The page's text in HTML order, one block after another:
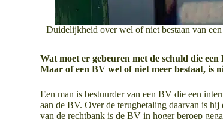
Duidelijkheid over wel of niet bestaan van
Wat moet er gebeuren met de schuld die
Maar of een BV wel of niet meer bestaat, is
Een man is bestuurder van een BV die een
aan de BV. Over de terugbetaling daarvan is
van de rechtbank is de BV in hoger beroep